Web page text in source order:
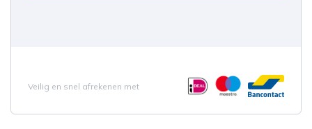
Veilig en snel afrekenen met